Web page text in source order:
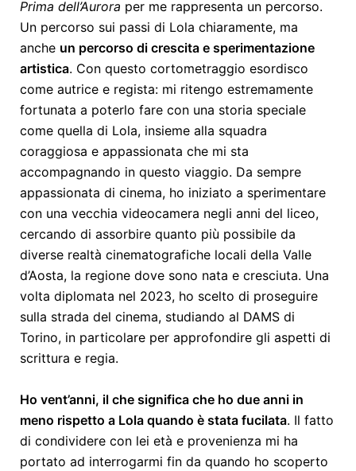
Prima dell’Aurora per me rappresenta un percorso.
Un percorso sui passi di Lola chiaramente, ma
anche un percorso di crescita e sperimentazione
artistica. Con questo cortometraggio esordisco
come autrice e regista: mi ritengo estremamente
fortunata a poterlo fare con una storia speciale
come quella di Lola, insieme alla squadra
coraggiosa e appassionata che mi sta
accompagnando in questo viaggio. Da sempre
appassionata di cinema, ho iniziato a sperimentare
con una vecchia videocamera negli anni del liceo,
cercando di assorbire quanto più possibile da
diverse realtà cinematografiche locali della Valle
d’Aosta, la regione dove sono nata e cresciuta. Una
volta diplomata nel 2023, ho scelto di proseguire
sulla strada del cinema, studiando al DAMS di
Torino, in particolare per approfondire gli aspetti di
scrittura e regia.
Ho vent’anni, il che significa che ho due anni in
meno rispetto a Lola quando è stata fucilata. Il fatto
di condividere con lei età e provenienza mi ha
portato ad interrogarmi fin da quando ho scoperto